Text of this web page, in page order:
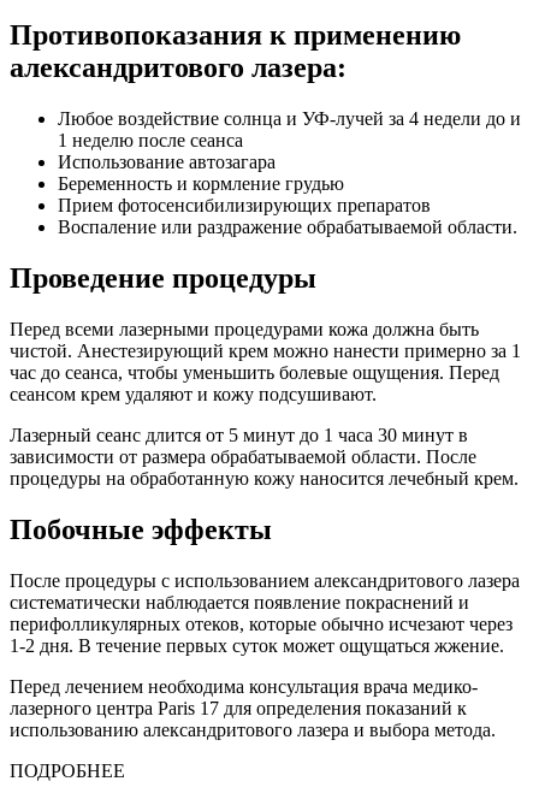
Противопоказания к применению
александритового лазера:
Любое воздействие солнца и УФ-лучей за 4 недели до и
1 неделю после сеанса
Использование автозагара
Беременность и кормление грудью
Прием фотосенсибилизирующих препаратов
Воспаление или раздражение обрабатываемой области.
Проведение процедуры
Перед всеми лазерными процедурами кожа должна быть
чистой. Анестезирующий крем можно нанести примерно за 1
час до сеанса, чтобы уменьшить болевые ощущения. Перед
сеансом крем удаляют и кожу подсушивают.
Лазерный сеанс длится от 5 минут до 1 часа 30 минут в
зависимости от размера обрабатываемой области. После
процедуры на обработанную кожу наносится лечебный крем.
Побочные эффекты
После процедуры с использованием александритового лазера
систематически наблюдается появление покраснений и
перифолликулярных отеков, которые обычно исчезают через
1-2 дня. В течение первых суток может ощущаться жжение.
Перед лечением необходима консультация врача медико-
лазерного центра Paris 17 для определения показаний к
использованию александритового лазера и выбора метода.
ПОДРОБНЕЕ